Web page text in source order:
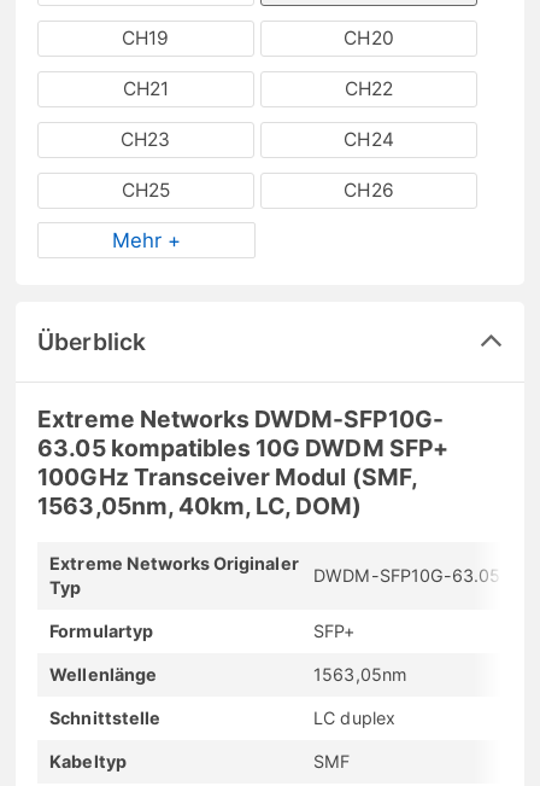
CH19 CH20
CH21 CH22
CH23 CH24
CH25 CH26
Mehr +
Überblick
Extreme Networks DWDM-SFP10G-
63.05 kompatibles 10G DWDM SFP+
100GHz Transceiver Modul (SMF,
1563,05nm, 40km, LC, DOM)
Extreme Networks Originaler
Typ
DWDM-SFP10G-63.05
Formulartyp SFP+
Wellenlänge 1563,05nm
Schnittstelle LC duplex
Kabeltyp SMF